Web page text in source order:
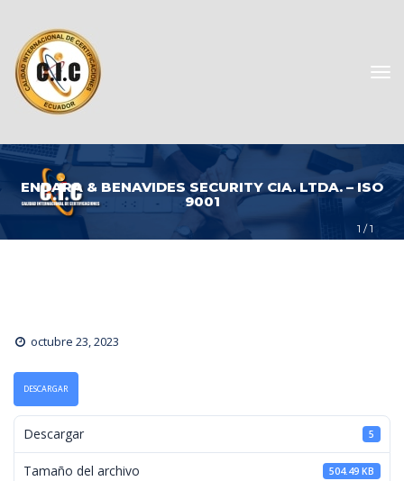
1 / 1
ENDARA & BENAVIDES SECURITY CIA. LTDA. – ISO
9001
octubre 23, 2023
DESCARGAR
Descargar 5
Tamaño del archivo 504.49 KB